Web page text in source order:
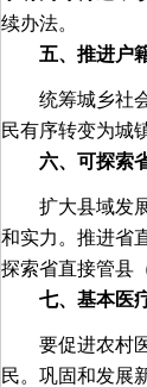
续办法。
五、推进户
统筹城乡社
民有序转变为城
六、可探索
扩大县域发
和实力。推进省
探索省直接管县
七、基本医
要促进农村
民。巩固和发展